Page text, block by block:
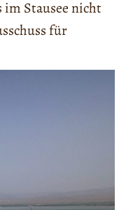
im Stausee nicht
für